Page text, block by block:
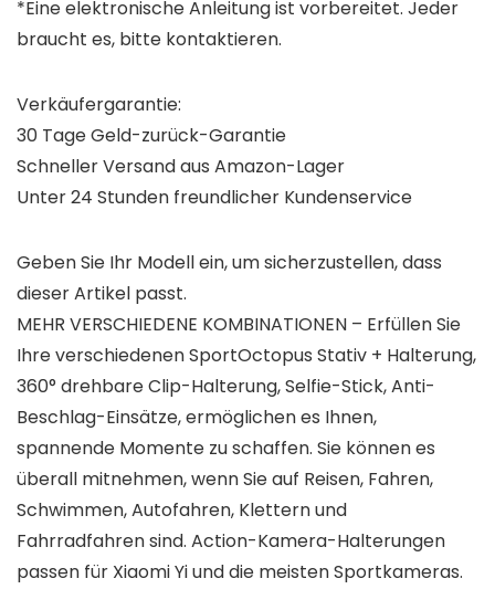
*Eine elektronische Anleitung ist vorbereitet. Jeder
braucht es, bitte kontaktieren.
Verkäufergarantie:
30 Tage Geld-zurück-Garantie
Schneller Versand aus Amazon-Lager
Unter 24 Stunden freundlicher Kundenservice
Geben Sie Ihr Modell ein, um sicherzustellen, dass
dieser Artikel passt.
MEHR VERSCHIEDENE KOMBINATIONEN – Erfüllen Sie
Ihre verschiedenen SportOctopus Stativ + Halterung,
360° drehbare Clip-Halterung, Selfie-Stick, Anti-
Beschlag-Einsätze, ermöglichen es Ihnen,
spannende Momente zu schaffen. Sie können es
überall mitnehmen, wenn Sie auf Reisen, Fahren,
Schwimmen, Autofahren, Klettern und
Fahrradfahren sind. Action-Kamera-Halterungen
passen für Xiaomi Yi und die meisten Sportkameras.